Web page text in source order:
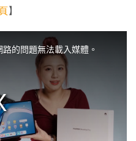
】
的問題無法載入媒體。